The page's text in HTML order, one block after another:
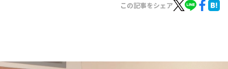
トピックス
この記事をシェア